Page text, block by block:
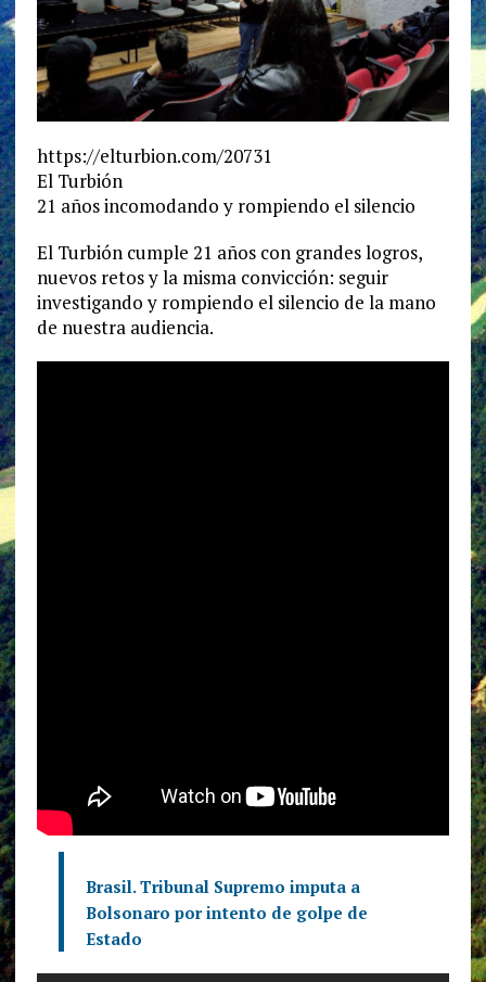
https://elturbion.com/20731
El Turbión
21 años incomodando y rompiendo el silencio
El Turbión cumple 21 años con grandes logros,
nuevos retos y la misma convicción: seguir
investigando y rompiendo el silencio de la mano
de nuestra audiencia.
Brasil. Tribunal Supremo imputa a
Bolsonaro por intento de golpe de
Estado